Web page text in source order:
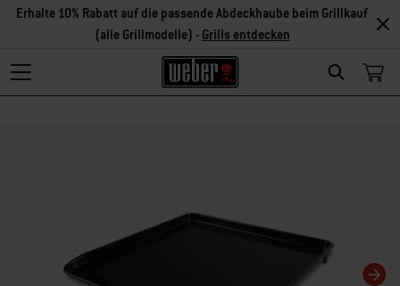
Search
Erhalte 10% Rabatt auf die passende Abdeckhaube beim Grillkauf
(alle Grillmodelle) - Grills entdecken